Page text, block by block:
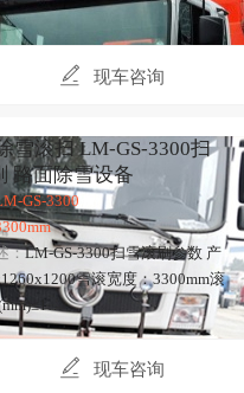
现车咨询
雪滚扫 LM-GS-3300扫
路面除雪设备
GS-3300
：LM-GS-3300扫雪滚刷参数 产
雪滚宽度：3300mm滚
现车咨询